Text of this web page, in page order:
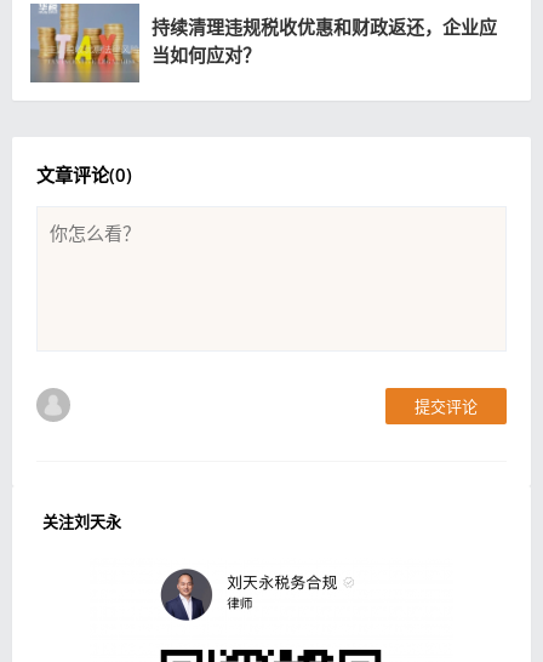
持续清理违规税收优惠和财政返还，企业应
当如何应对？
文章评论(0)
提交评论
关注刘天永